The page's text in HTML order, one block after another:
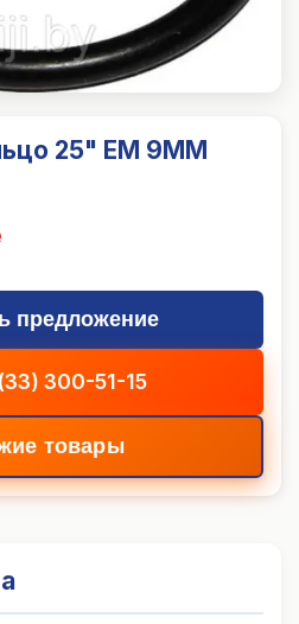
25" EM 9MM
предложение
300-51-15
товары